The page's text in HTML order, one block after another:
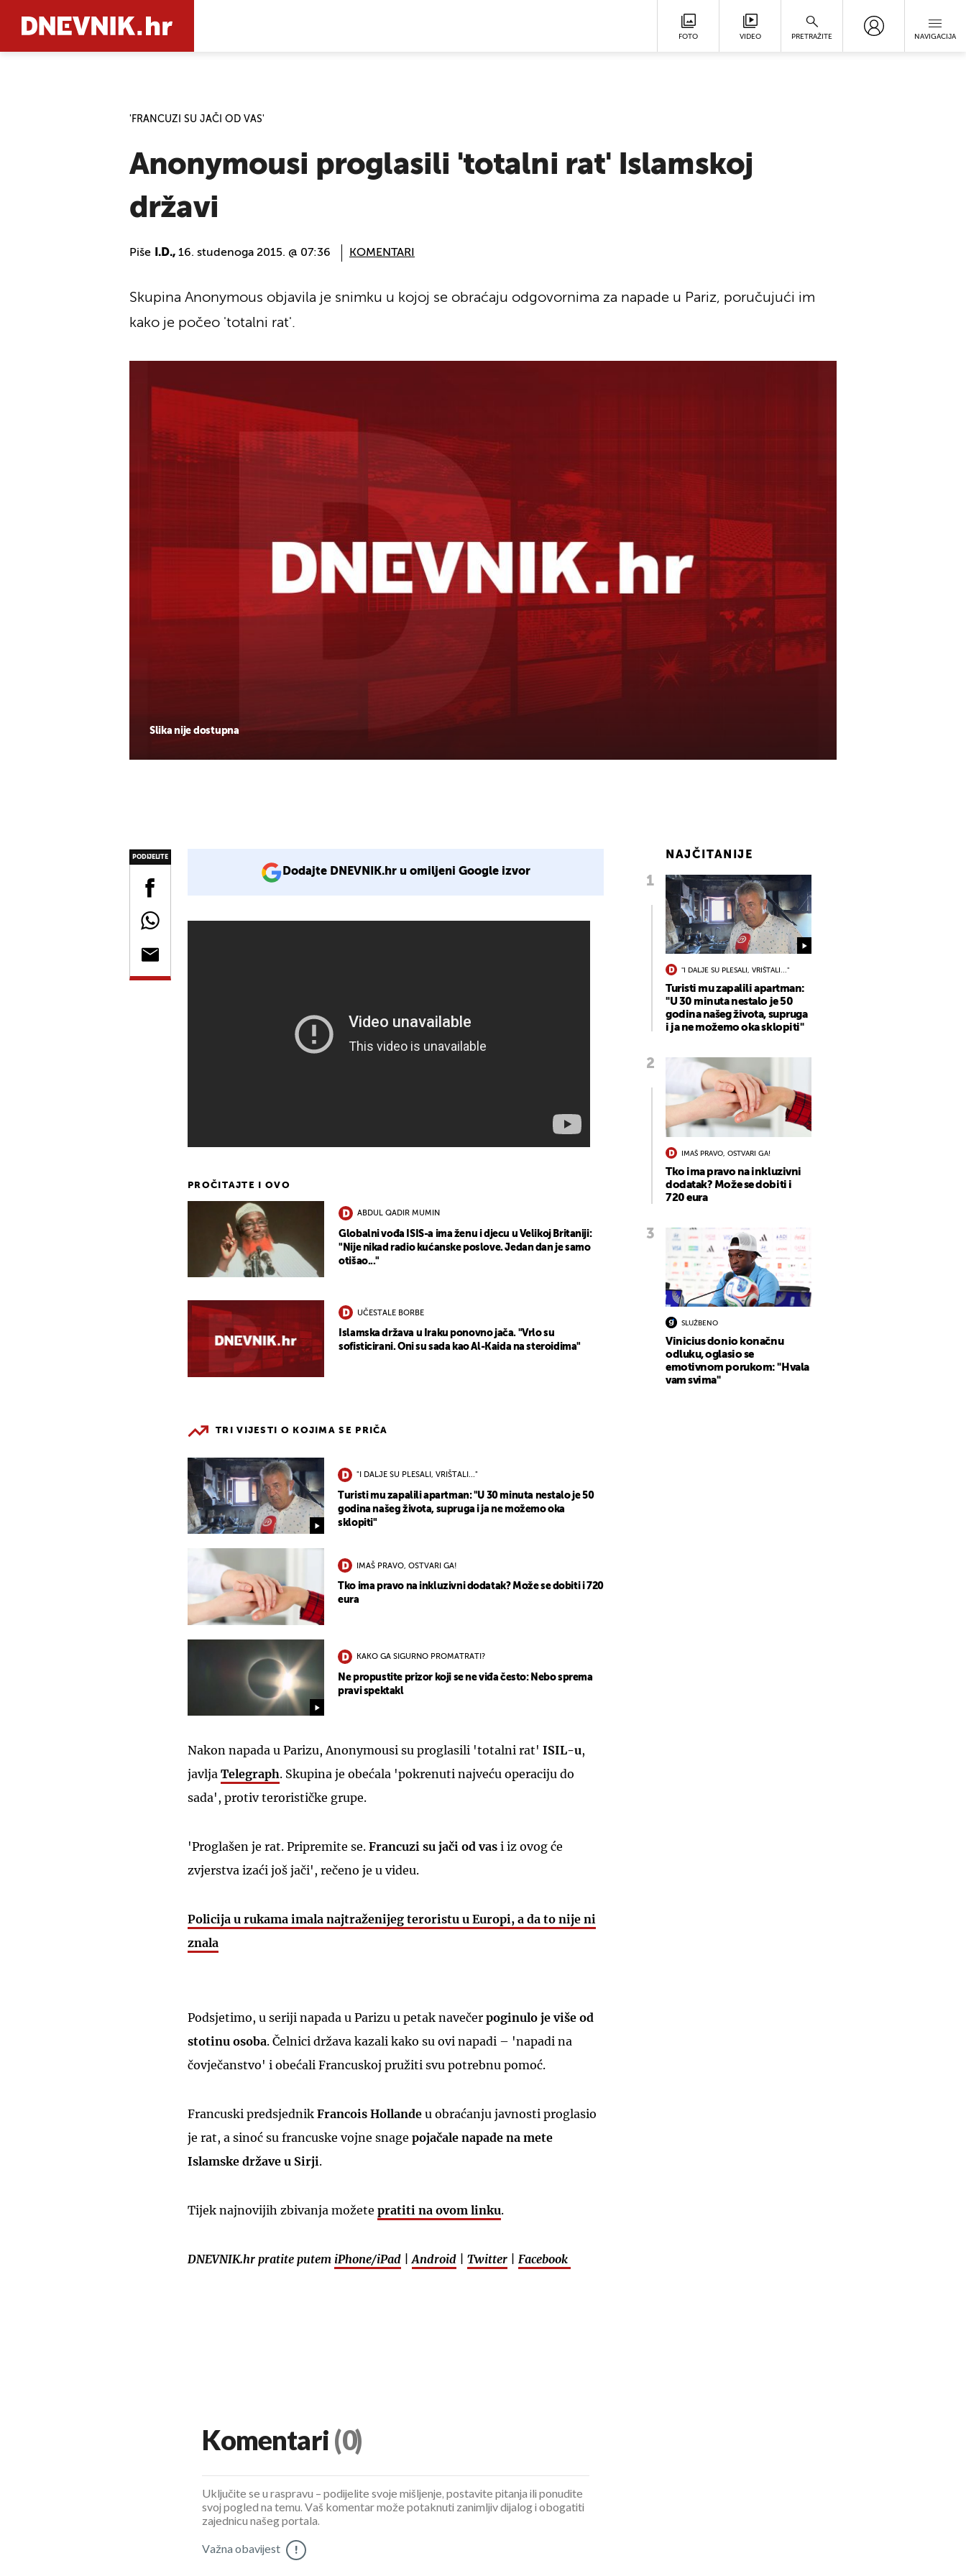
FOTO VIDEO PRETRAŽITE NAVIGACIJA
'FRANCUZI SU JAČI OD VAS'
Anonymousi proglasili 'totalni rat' Islamskoj
državi
Piše I.D., 16. studenoga 2015. @ 07:36 KOMENTARI
Slika nije dostupna
Skupina Anonymous objavila je snimku u kojoj se obraćaju odgovornima za napade u Pariz, poručujući im
kako je počeo 'totalni rat'.
PODIJELITE
Dodajte DNEVNIK.hr u omiljeni Google izvor
PROČITAJTE I OVO
ABDUL QADIR MUMIN
Globalni vođa ISIS-a ima ženu i djecu u Velikoj Britaniji:
"Nije nikad radio kućanske poslove. Jedan dan je samo
otišao..."
UČESTALE BORBE
Islamska država u Iraku ponovno jača. "Vrlo su
sofisticirani. Oni su sada kao Al-Kaida na steroidima"
TRI VIJESTI O KOJIMA SE PRIČA
"I DALJE SU PLESALI, VRIŠTALI..."
Turisti mu zapalili apartman: "U 30 minuta nestalo je 50
godina našeg života, supruga i ja ne možemo oka
sklopiti"
IMAŠ PRAVO, OSTVARI GA!
Tko ima pravo na inkluzivni dodatak? Može se dobiti i 720
eura
KAKO GA SIGURNO PROMATRATI?
Ne propustite prizor koji se ne viđa često: Nebo sprema
pravi spektakl
Nakon napada u Parizu, Anonymousi su proglasili 'totalni rat' ISIL-u,
javlja Telegraph. Skupina je obećala 'pokrenuti najveću operaciju do
sada', protiv terorističke grupe.
'Proglašen je rat. Pripremite se. Francuzi su jači od vas i iz ovog će
zvjerstva izaći još jači', rečeno je u videu.
Policija u rukama imala najtraženijeg teroristu u Europi, a da to nije ni
znala
Podsjetimo, u seriji napada u Parizu u petak navečer poginulo je više od
stotinu osoba. Čelnici država kazali kako su ovi napadi – 'napadi na
čovječanstvo' i obećali Francuskoj pružiti svu potrebnu pomoć.
Francuski predsjednik Francois Hollande u obraćanju javnosti proglasio
je rat, a sinoć su francuske vojne snage pojačale napade na mete
Islamske države u Sirji.
Tijek najnovijih zbivanja možete pratiti na ovom linku.
DNEVNIK.hr pratite putem iPhone/iPad |Android Twitter Facebook
NAJČITANIJE
"I DALJE SU PLESALI, VRIŠTALI..."
Turisti mu zapalili apartman:
"U 30 minuta nestalo je 50
godina našeg života, supruga
i ja ne možemo oka sklopiti"
IMAŠ PRAVO, OSTVARI GA!
Tko ima pravo na inkluzivni
dodatak? Može se dobiti i
720 eura
SLUŽBENO
Vinicius donio konačnu
odluku, oglasio se
emotivnom porukom: "Hvala
vam svima"
Komentari (0)
Uključite se u raspravu – podijelite svoje mišljenje, postavite pitanja ili ponudite
svoj pogled na temu. Vaš komentar može potaknuti zanimljiv dijalog i obogatiti
zajednicu našeg portala.
Važna obavijest !